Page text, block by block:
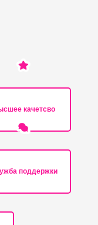
качетсво
поддержки